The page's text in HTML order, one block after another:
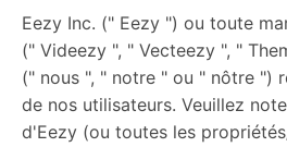
Eezy Inc. (" Eezy ") ou toute
(" Videezy ", " Vecteezy ", "
(" nous ", " notre " ou " nôtre ")
de nos utilisateurs. Veuillez
d'Eezy (ou toutes les